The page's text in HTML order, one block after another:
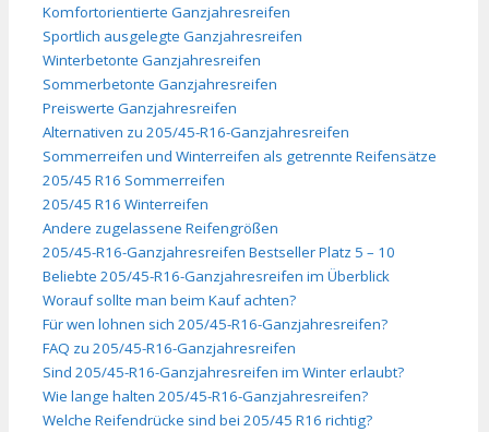
Komfortorientierte Ganzjahresreifen
Sportlich ausgelegte Ganzjahresreifen
Winterbetonte Ganzjahresreifen
Sommerbetonte Ganzjahresreifen
Preiswerte Ganzjahresreifen
Alternativen zu 205/45-R16-Ganzjahresreifen
Sommerreifen und Winterreifen als getrennte Reifensätze
205/45 R16 Sommerreifen
205/45 R16 Winterreifen
Andere zugelassene Reifengrößen
205/45-R16-Ganzjahresreifen Bestseller Platz 5 – 10
Beliebte 205/45-R16-Ganzjahresreifen im Überblick
Worauf sollte man beim Kauf achten?
Für wen lohnen sich 205/45-R16-Ganzjahresreifen?
FAQ zu 205/45-R16-Ganzjahresreifen
Sind 205/45-R16-Ganzjahresreifen im Winter erlaubt?
Wie lange halten 205/45-R16-Ganzjahresreifen?
Welche Reifendrücke sind bei 205/45 R16 richtig?